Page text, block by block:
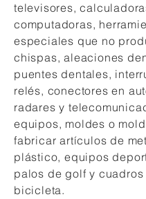
televisores,
computadoras,
especiales que no
chispas, aleaciones
puentes dentales,
relés, conectores en
radares y
equipos, moldes o
fabricar artículos de
plástico, equipos
palos de golf y cuadros
bicicleta.